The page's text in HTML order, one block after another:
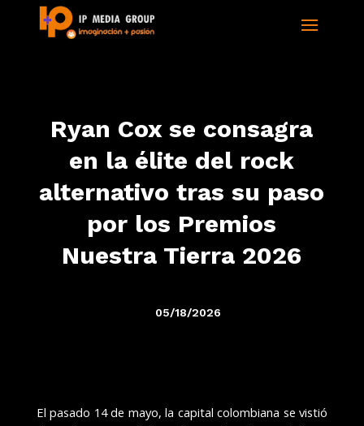
Ryan Cox se consagra
en la élite del rock
alternativo tras su paso
por los Premios
Nuestra Tierra 2026
05/18/2026
El pasado 14 de mayo, la capital colombiana se vistió